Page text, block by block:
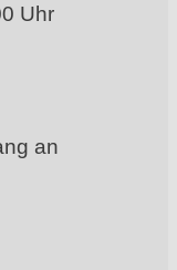
Uhr
an